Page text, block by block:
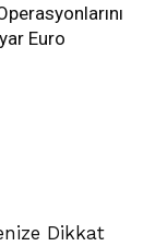
Euro
Dikkat